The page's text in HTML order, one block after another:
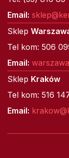
Email:
Sklep
Tel kom: 506
Email:
Sklep Kraków
Tel kom: 516
Email: